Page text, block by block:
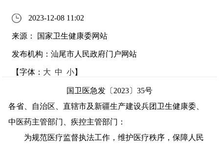
2023-12-08 11:02
来源： 国家卫生健康委网站
发布机构：汕尾市人民政府门户网站
【字体： 大 中 小】
国卫医急发〔2023〕35号
各省、自治区、直辖市及新疆生产建设兵团卫生健康委、
中医药主管部门、疾控主管部门：
为规范医疗监督执法工作，维护医疗秩序，保障人民